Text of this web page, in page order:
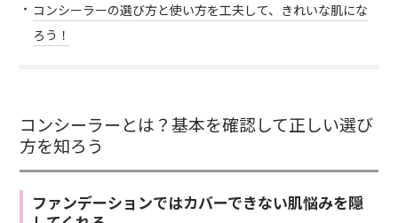
コンシーラーの選び方と使い方を工夫して、きれいな肌にな
ろう！
コンシーラーとは？基本を確認して正しい選び
方を知ろう
ファンデーションではカバーできない肌悩みを隠